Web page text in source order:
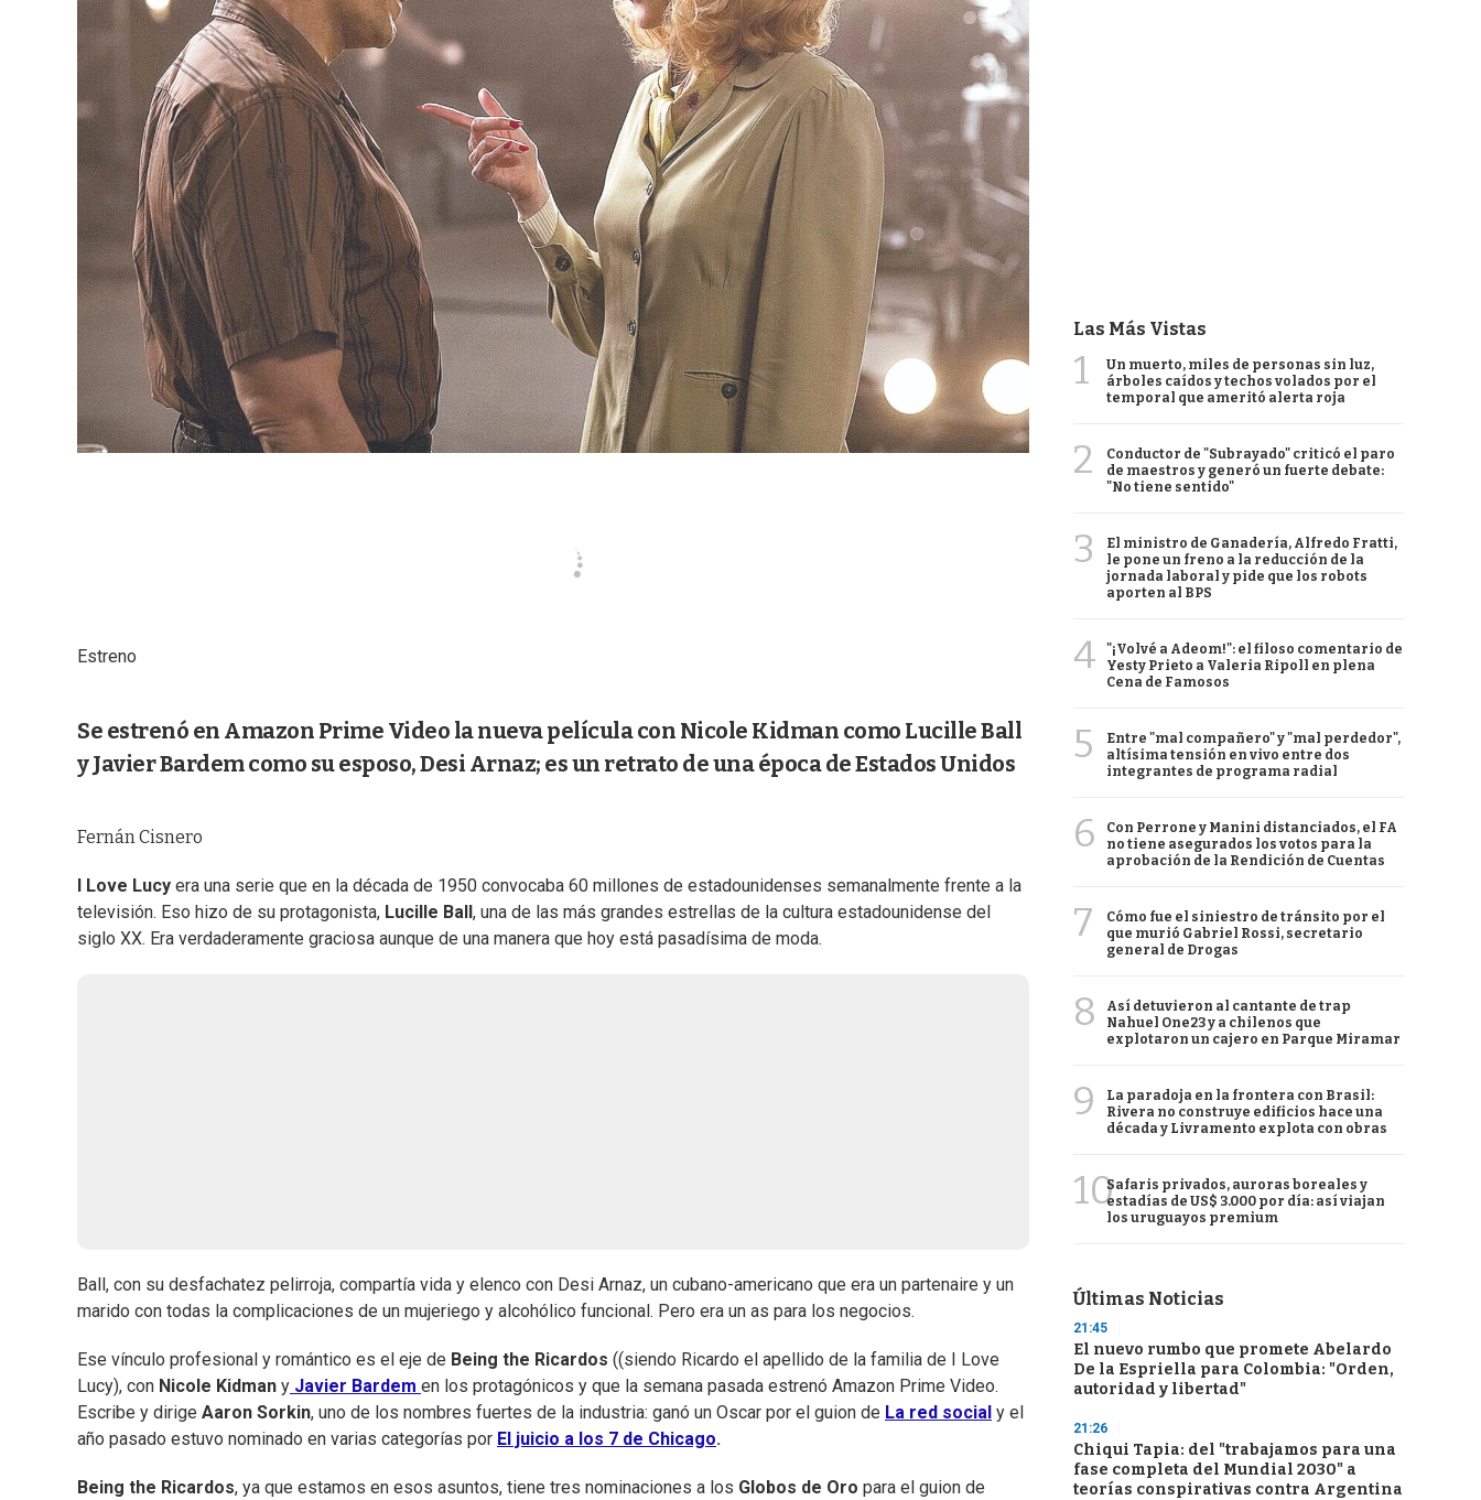
Estreno
Se estrenó en Amazon Prime Video la nueva película con Nicole Kidman como Lucille Ball
y Javier Bardem como su esposo, Desi Arnaz; es un retrato de una época de Estados Unidos
Fernán Cisnero
I Love Lucy era una serie que en la década de 1950 convocaba 60 millones de estadounidenses semanalmente frente a la
televisión. Eso hizo de su protagonista, Lucille Ball , una de las más grandes estrellas de la cultura estadounidense del
siglo XX. Era verdaderamente graciosa aunque de una manera que hoy está pasadísima de moda.
Ball, con su desfachatez pelirroja, compartía vida y elenco con Desi Arnaz, un cubano-americano que era un partenaire y un
marido con todas la complicaciones de un mujeriego y alcohólico funcional. Pero era un as para los negocios.
Ese vínculo profesional y romántico es el eje de Being the Ricardos ((siendo Ricardo el apellido de la familia de I Love
Lucy), con Nicole Kidman y Javier Bardem en los protagónicos y que la semana pasada estrenó Amazon Prime Video.
Escribe y dirige Aaron Sorkin, uno de los nombres fuertes de la industria: ganó un Oscar por el guion de La red social y el
año pasado estuvo nominado en varias categorías por El juicio a los 7 de Chicago.
Being the Ricardos, ya que estamos en esos asuntos, tiene tres nominaciones a los Globos de Oro para el guion de
Las Más Vistas
1
Un muerto, miles de personas sin luz,
árboles caídos y techos volados por el
temporal que ameritó alerta roja
2
Conductor de "Subrayado" criticó el paro
de maestros y generó un fuerte debate:
"No tiene sentido"
3
El ministro de Ganadería, Alfredo Fratti,
le pone un freno a la reducción de la
jornada laboral y pide que los robots
aporten al BPS
4
"¡Volvé a Adeom!": el filoso comentario de
Yesty Prieto a Valeria Ripoll en plena
Cena de Famosos
5
Entre "mal compañero" y "mal perdedor",
altísima tensión en vivo entre dos
integrantes de programa radial
6
Con Perrone y Manini distanciados, el FA
no tiene asegurados los votos para la
aprobación de la Rendición de Cuentas
7
Cómo fue el siniestro de tránsito por el
que murió Gabriel Rossi, secretario
general de Drogas
8
Así detuvieron al cantante de trap
Nahuel One23 y a chilenos que
explotaron un cajero en Parque Miramar
9
La paradoja en la frontera con Brasil:
Rivera no construye edificios hace una
década y Livramento explota con obras
10Safaris privados, auroras boreales y
estadías de US$ 3.000 por día: así viajan
los uruguayos premium
Últimas Noticias
21:45
El nuevo rumbo que promete Abelardo
De la Espriella para Colombia: "Orden,
autoridad y libertad"
21:26
Chiqui Tapia: del "trabajamos para una
fase completa del Mundial 2030" a
teorías conspirativas contra Argentina